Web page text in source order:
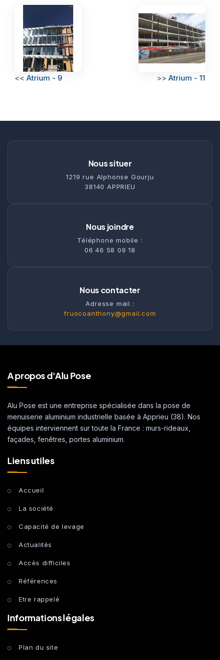
<< Atrium - 9 >> Atrium - 11
Nous situer
1219 rue Alphonse Gourju
38140 APPRIEU
Nous joindre
Téléphone mobile :
06 46 58 09 18
Nous contacter
Adresse mail :
fruocoanthony@gmail.com
A propos d'Alu Pose
Alu Pose est une entreprise spécialisée dans la pose de
menuiserie aluminium industrielle basée à Apprieu (38). Nos
équipes interviennent sur toute la France : murs-rideaux,
façades, fenêtres, portes aluminium.
Liens utiles
Accueil
La société
Capacité de levage
Actualités
Accès difficiles
Références
Etre rappelé
Informations légales
Plan du site